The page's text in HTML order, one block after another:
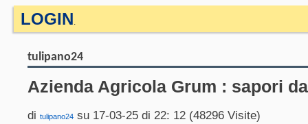
LOGIN.
tulipano24
Azienda Agricola Grum : sapori
di tulipano24 su 17-03-25 di 22: 12 (48296 Visite)